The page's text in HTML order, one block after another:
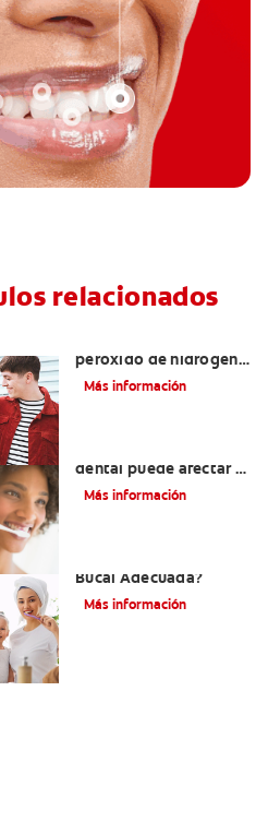
relacionados
peróxido de hidrógeno
para dientes y encías
Más información
dental puede afectar el
esmalte?
Más información
Bucal Adecuada?
Más información